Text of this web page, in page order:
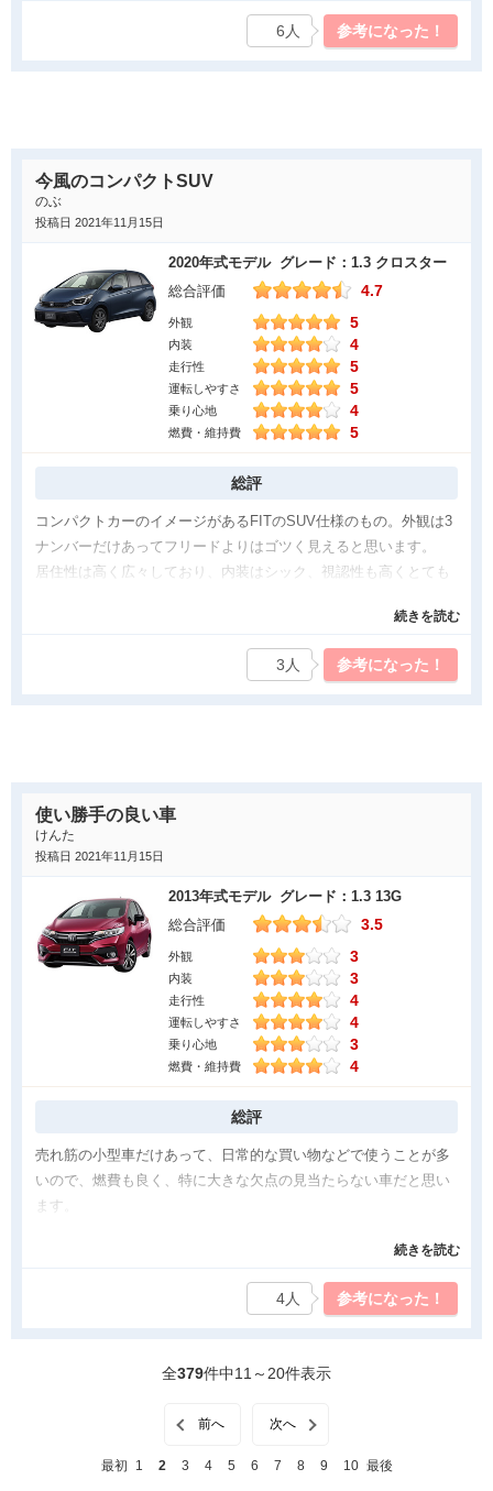
ぇーとなる訳です。ハイブリッドのエクストラコストを払ってる
のに、損した気分になっちゃいます。
「Honda CONNECTディスプレー」が選択でき、かつ8スピーカー
のプレミアムオーディオも装備されているまさに高級車でした。
ク内装。ここにも高級感が漂っていてお気に入りでした。
どうも、なれない横一文字の2本スポークステアリングホイール。
革の触感はいわゆる上級タイプのスムースレザーなのですが、メ
ーターパネルの視認性などを向上させること以外には利点が見当
たりません。ステアリングホイールの剛性は3本でなくても充分だ
という理由も採用の基準に合ったようですが、どうもチープに見
参考になった！
6人
今風のコンパクトSUV
のぶ
投稿日 2021年11月15日
2020年式モデル グレード：1.3 クロスター
総合評価
4.7
外観 5
内装 4
走行性 5
運転しやすさ 5
乗り心地 4
燃費・維持費 5
総評
コンパクトカーのイメージがあるFITのSUV仕様のもの。外観は3
ナンバーだけあってフリードよりはゴツく見えると思います。
居住性は高く広々しており、内装はシック、視認性も高くとても
ガソリン車ですが燃費はすごくいいです。
コンパクトSUVが流行ってる今日この頃、ホンダもクロスターを
今風のSUVの外観
居住性が高い
気になった点
座席が硬い
長時間運転では腰が痛くなる
続きを読む
参考になった！
3人
使い勝手の良い車
けんた
投稿日 2021年11月15日
2013年式モデル グレード：1.3 13G
総合評価
3.5
外観 3
内装 3
走行性 4
運転しやすさ 4
乗り心地 3
燃費・維持費 4
総評
売れ筋の小型車だけあって、日常的な買い物などで使うことが多
いので、燃費も良く、特に大きな欠点の見当たらない車だと思い
ます。
やはり燃費の良さ、取り回しやすいサイズは狭い駐車場などでも
は、少し物足りなく、疲れる気がする。
続きを読む
参考になった！
4人
全379件中11～20件表示
最初 1 2 3 4 5 6 7 8 9 10 最後
前へ 次へ